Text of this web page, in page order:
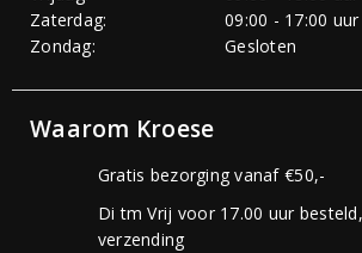
Zaterdag:
09:00 - 17:00 uur
Zondag:
Gesloten
Waarom Kroese
Gratis bezorging vanaf €50,-
Di tm Vrij voor 17.00 uur
verzending